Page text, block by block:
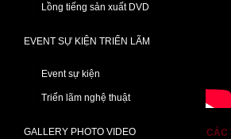
Lồng tiếng sản xuất DVD
EVENT SỰ KIỆN TRIỂN LÃM
Event sự kiện
Triển lãm nghệ thuật
GALLERY PHOTO VIDEO CÁC